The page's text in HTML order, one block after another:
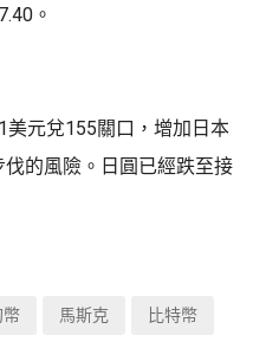
。
元兌155關口，增加日本
的風險。日圓已經跌至接
幣 馬斯克 比特幣